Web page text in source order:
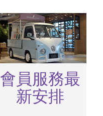
會員服務最
新安排